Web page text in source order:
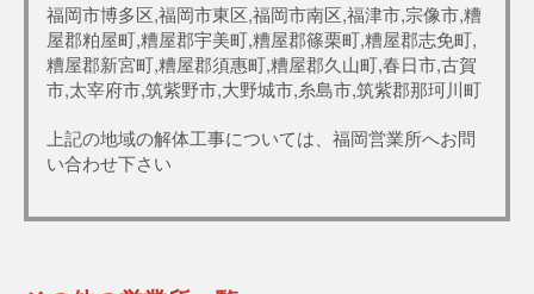
福岡市博多区,福岡市東区,福岡市南区,福津市,宗像市,糟
屋郡粕屋町,糟屋郡宇美町,糟屋郡篠栗町,糟屋郡志免町,
糟屋郡新宮町,糟屋郡須惠町,糟屋郡久山町,春日市,古賀
市,太宰府市,筑紫野市,大野城市,糸島市,筑紫郡那珂川町
上記の地域の解体工事については、福岡営業所へお問
い合わせ下さい